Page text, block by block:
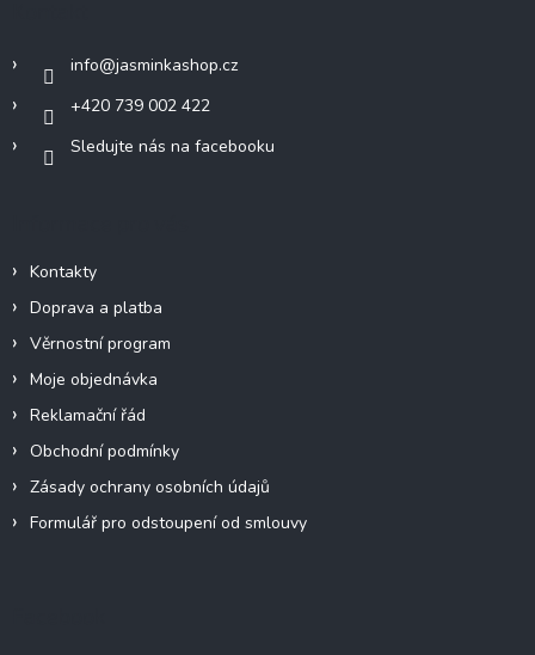
info@jasminkashop.cz
+420 739 002 422
Sledujte nás na facebooku
Kontakty
Doprava a platba
Věrnostní program
Moje objednávka
Reklamační řád
Obchodní podmínky
Zásady ochrany osobních údajů
Formulář pro odstoupení od smlouvy